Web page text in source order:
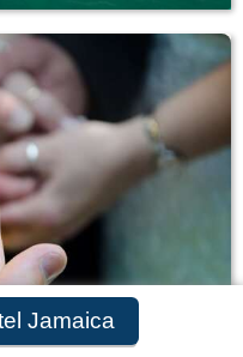
Jamaica